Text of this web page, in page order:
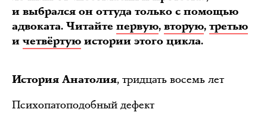
и выбрался он оттуда только с помощью
адвоката. Читайте первую, вторую, третью
и четвёртую истории этого цикла.
История Анатолия, тридцать восемь лет
Психопатоподобный дефект